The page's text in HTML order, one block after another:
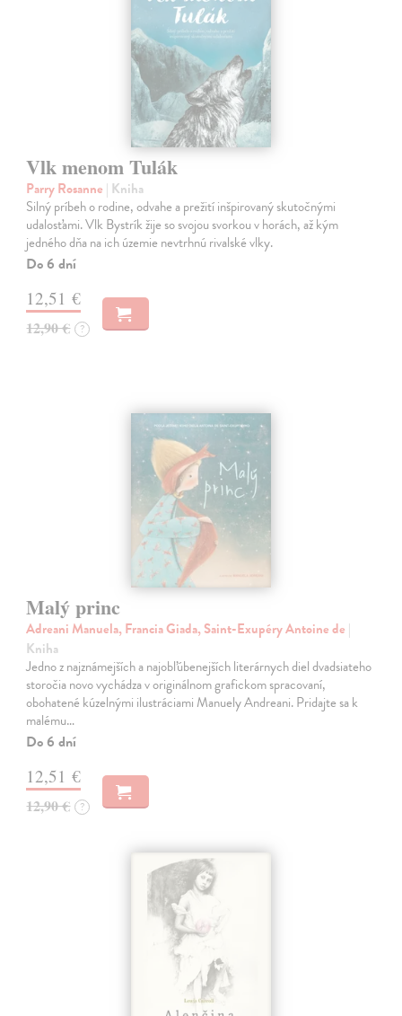
Vlk menom Tulák
Parry Rosanne | Kniha
Silný príbeh o rodine, odvahe a prežití inšpirovaný skutočnými
udalosťami. Vlk Bystrík žije so svojou svorkou v horách, až kým
jedného dňa na ich územie nevtrhnú rivalské vlky.
Do 6 dní
12,51 €
12,90 € ?
Malý princ
Adreani Manuela, Francia Giada, Saint-Exupéry Antoine de |
Kniha
Jedno z najznámejších a najobľúbenejších literárnych diel dvadsiateho
storočia novo vychádza v originálnom grafickom spracovaní,
obohatené kúzelnými ilustráciami Manuely Andreani. Pridajte sa k
malému…
Do 6 dní
12,51 €
12,90 € ?